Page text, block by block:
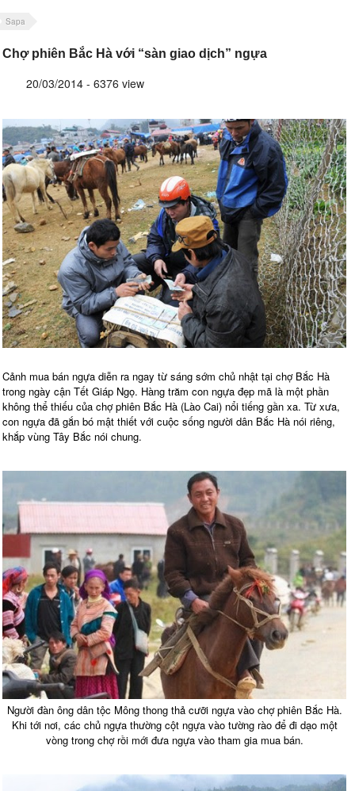
Sapa
Chợ phiên Bắc Hà với “sàn giao dịch” ngựa
20/03/2014 - 6376 view
Cảnh mua bán ngựa diễn ra ngay từ sáng sớm chủ nhật tại chợ Bắc Hà
trong ngày cận Tết Giáp Ngọ. Hàng trăm con ngựa đẹp mã là một phần
không thể thiếu của chợ phiên Bắc Hà (Lào Cai) nổi tiếng gần xa. Từ xưa,
con ngựa đã gắn bó mật thiết với cuộc sống người dân Bắc Hà nói riêng,
khắp vùng Tây Bắc nói chung.
Người đàn ông dân tộc Mông thong thả cưỡi ngựa vào chợ phiên Bắc Hà.
Khi tới nơi, các chủ ngựa thường cột ngựa vào tường rào để đi dạo một
vòng trong chợ rồi mới đưa ngựa vào tham gia mua bán.